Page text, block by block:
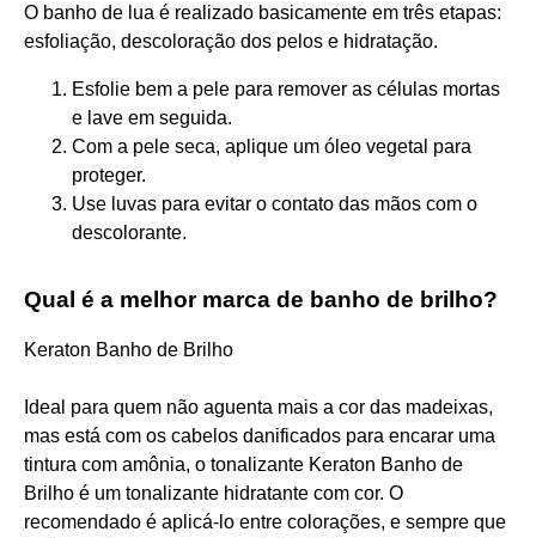
O banho de lua é realizado basicamente em três etapas:
esfoliação, descoloração dos pelos e hidratação.
Esfolie bem a pele para remover as células mortas
e lave em seguida.
Com a pele seca, aplique um óleo vegetal para
proteger.
Use luvas para evitar o contato das mãos com o
descolorante.
Qual é a melhor marca de banho de brilho?
Keraton Banho de Brilho
Ideal para quem não aguenta mais a cor das madeixas,
mas está com os cabelos danificados para encarar uma
tintura com amônia, o tonalizante Keraton Banho de
Brilho é um tonalizante hidratante com cor. O
recomendado é aplicá-lo entre colorações, e sempre que